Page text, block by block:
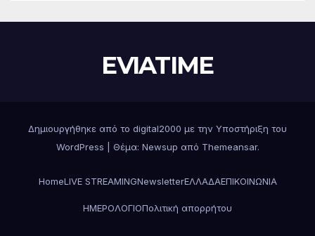
EVIATIME
Δημιουργήθηκε από το digital2000 με την Υποστήριξη του
WordPress
Θέμα: Newsup από Themeansar.
HomeLIVE STREAMINGNewsletterΕΛΛΑΔΑΕΠΙΚΟΙΝΩΝΙΑ
ΗΜΕΡΟΛΟΓΙΟΠολιτική απορρήτου